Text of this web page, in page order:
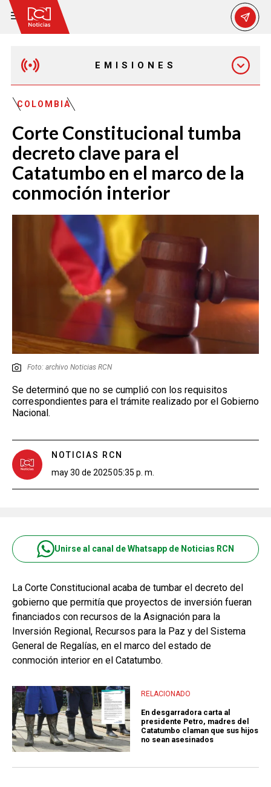
EMISIONES
EMISIÓN 12:30 PM
EMISIÓN 7:00 PM
EMISIÓN 11:30 PM
COLOMBIA
Corte Constitucional tumba
decreto clave para el
Catatumbo en el marco de la
conmoción interior
Foto: archivo Noticias RCN
Se determinó que no se cumplió con los requisitos
correspondientes para el trámite realizado por el Gobierno
Nacional.
NOTICIAS RCN
may 30 de 202505:35 p. m.
Unirse al canal de Whatsapp de Noticias RCN
La Corte Constitucional acaba de tumbar el decreto del
gobierno que permitía que proyectos de inversión fueran
financiados con recursos de la Asignación para la
Inversión Regional, Recursos para la Paz y del Sistema
General de Regalías, en el marco del estado de
conmoción interior en el Catatumbo.
RELACIONADO
En desgarradora carta al
presidente Petro, madres del
Catatumbo claman que sus hijos
no sean asesinados